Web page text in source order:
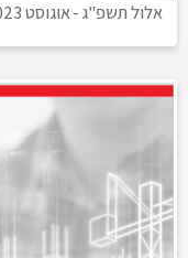
אלול תשפ"ג-אוגוסט 2023